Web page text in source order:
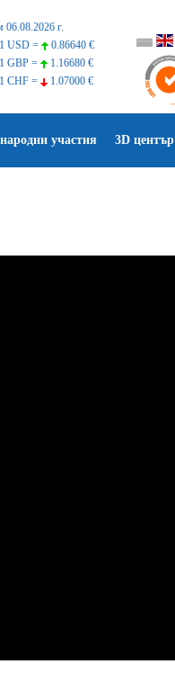
06.08.2026 г.
USD =
0.86640 €
GBP =
1.16680 €
CHF =
1.07000 €
участия 3D център